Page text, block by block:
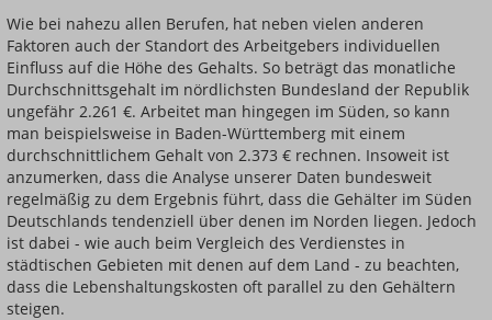
Wie bei nahezu allen Berufen, hat neben vielen anderen
Faktoren auch der Standort des Arbeitgebers individuellen
Einfluss auf die Höhe des Gehalts. So beträgt das monatliche
Durchschnittsgehalt im nördlichsten Bundesland der Republik
ungefähr 2.261 €. Arbeitet man hingegen im Süden, so kann
man beispielsweise in Baden-Württemberg mit einem
durchschnittlichem Gehalt von 2.373 € rechnen. Insoweit ist
anzumerken, dass die Analyse unserer Daten bundesweit
regelmäßig zu dem Ergebnis führt, dass die Gehälter im Süden
Deutschlands tendenziell über denen im Norden liegen. Jedoch
ist dabei - wie auch beim Vergleich des Verdienstes in
städtischen Gebieten mit denen auf dem Land - zu beachten,
dass die Lebenshaltungskosten oft parallel zu den Gehältern
steigen.